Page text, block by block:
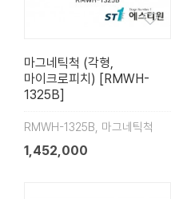
마그네틱척 (각형,
마이크로피치) [RMWH-
1325B]
RMWH-1325B, 마그네틱척
1,452,000